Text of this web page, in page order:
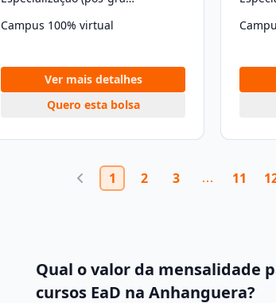
Campus 100% virtual
Ver mais detalhes
Quero esta bolsa
1 2 3 11
Qual o valor da mensalidade
cursos EaD na Anhanguera?